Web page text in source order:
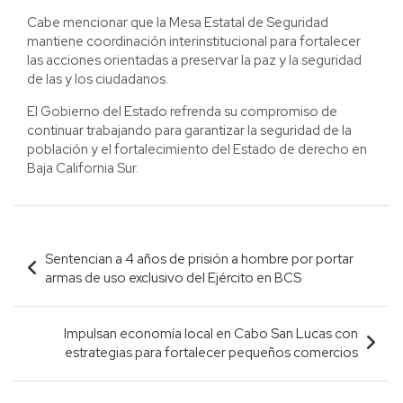
Cabe mencionar que la Mesa Estatal de Seguridad
mantiene coordinación interinstitucional para fortalecer
las acciones orientadas a preservar la paz y la seguridad
de las y los ciudadanos.
El Gobierno del Estado refrenda su compromiso de
continuar trabajando para garantizar la seguridad de la
población y el fortalecimiento del Estado de derecho en
Baja California Sur.
Navegación
de
entradas
Sentencian a 4 años de prisión a hombre por portar
armas de uso exclusivo del Ejército en BCS
Impulsan economía local en Cabo San Lucas con
estrategias para fortalecer pequeños comercios